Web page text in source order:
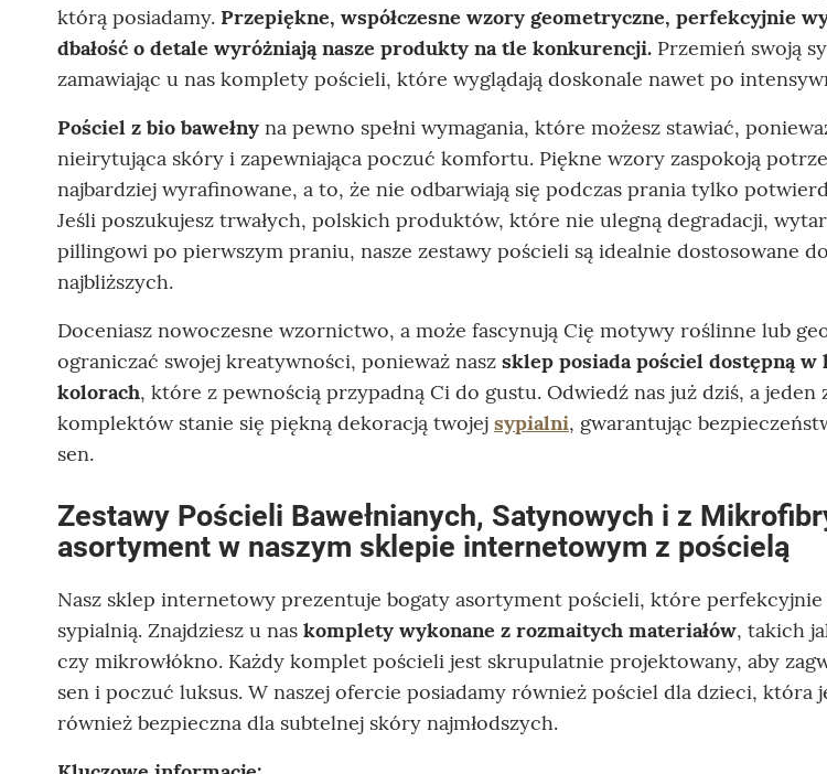
którą posiadamy. Przepiękne, współczesne wzory geometryczne, perfekcyjnie
dbałość o detale wyróżniają nasze produkty na tle konkurencji. Przemień swoją
zamawiając u nas komplety pościeli, które wyglądają doskonale nawet po
Pościel z bio bawełny na pewno spełni wymagania, które możesz stawiać,
nieirytująca skóry i zapewniająca poczuć komfortu. Piękne wzory zaspokoją
najbardziej wyrafinowane, a to, że nie odbarwiają się podczas prania tylko
Jeśli poszukujesz trwałych, polskich produktów, które nie ulegną degradacji,
pillingowi po pierwszym praniu, nasze zestawy pościeli są idealnie dostosowane
najbliższych.
Doceniasz nowoczesne wzornictwo, a może fascynują Cię motywy roślinne lub
ograniczać swojej kreatywności, ponieważ nasz sklep posiada pościel dostępną
kolorach, które z pewnością przypadną Ci do gustu. Odwiedź nas już dziś, a
komplektów stanie się piękną dekoracją twojej sypialni, gwarantując
sen.
Zestawy Pościeli Bawełnianych, Satynowych i z
asortyment w naszym sklepie internetowym z pościelą
Nasz sklep internetowy prezentuje bogaty asortyment pościeli, które perfekcyjnie
sypialnią. Znajdziesz u nas komplety wykonane z rozmaitych materiałów, takich
czy mikrowłókno. Każdy komplet pościeli jest skrupulatnie projektowany, aby
sen i poczuć luksus. W naszej ofercie posiadamy również pościel dla dzieci, która
również bezpieczna dla subtelnej skóry najmłodszych.